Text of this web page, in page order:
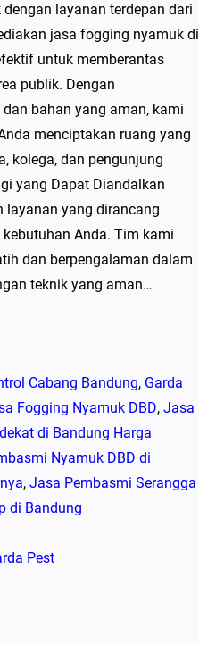
layanan terdepan dari
jasa fogging nyamuk di
untuk memberantas
publik. Dengan
bahan yang aman, kami
menciptakan ruang yang
kolega, dan pengunjung
yang Dapat Diandalkan
layanan yang dirancang
Anda. Tim kami
dan berpengalaman dalam
teknik yang aman…
Cabang Bandung, Garda
Fogging Nyamuk DBD, Jasa
di Bandung Harga
Nyamuk DBD di
, Jasa Pembasmi Serangga
di Bandung
Pest